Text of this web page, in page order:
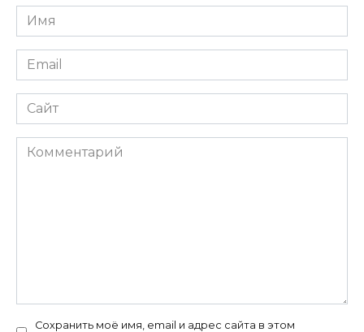
Имя
*
Email
*
Сайт
Комментарий
Сохранить моё имя, email и адрес сайта в этом